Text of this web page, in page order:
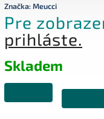
Značka:Meucci
Pre
prihláste.
Skladem